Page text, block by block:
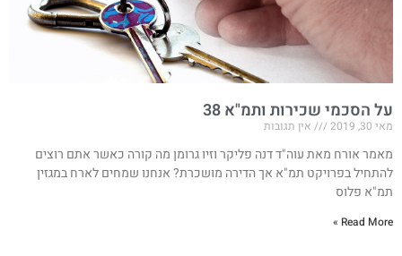
על הסכמי שכירות ותמ"א 38
מאי 30, 2019 אין תגובות
מאמר אורח מאת עוה"ד דנה פליקר וזיו גרומן מה קורה כאשר אתם רוצים
להתחיל בפרויקט תמ"א אך הדירה מושכרת? אנחנו שמחים לארח במגזין
תמ"א פלוס
Read More »